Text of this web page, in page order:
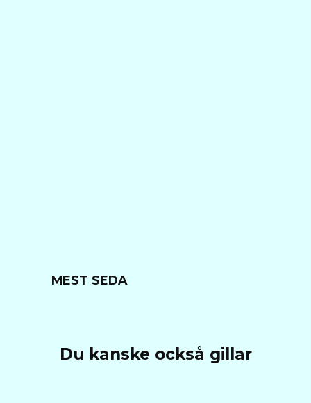
MEST SEDA
Du kanske också gillar